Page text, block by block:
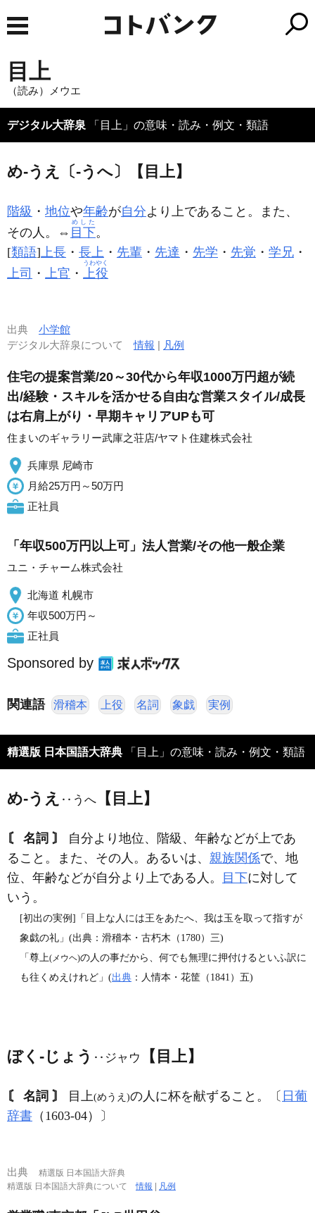
目上
（読み）メウエ
デジタル大辞泉 「目上」の意味・読み・例文・類語
め‐うえ〔‐うへ〕【目上】
階級 ・ 地位や年齢が自分より上であること。また、
その人。⇔ 目下
めした
。
[類語]上長 ・ 長上 ・ 先輩 ・ 先達 ・ 先学 ・ 先覚 ・ 学兄 ・
上司
・ 上官 ・ 上役
うわやく
出典 小学館
デジタル大辞泉について情報 | 凡例
住宅の提案営業/20～30代から年収1000万円超が続
出/経験・スキルを活かせる自由な営業スタイル/成長
は右肩上がり・早期キャリアUPも可
住まいのギャラリー武庫之荘店/ヤマト住建株式会社
兵庫県 尼崎市
月給25万円～50万円
正社員
「年収500万円以上可」法人営業/その他一般企業
ユニ・チャーム株式会社
北海道 札幌市
年収500万円～
正社員
Sponsored by
関連語 滑稽本 上役 名詞 象戯 実例
精選版 日本国語大辞典 「目上」の意味・読み・例文・類語
め‐うえ ‥うへ 【目上】
〘 名詞 〙
自分より地位、階級、年齢などが上であ
ること。また、その人。あるいは、 親族関係で、地
位、年齢などが自分より上である人。
目下に対して
いう。
[初出の実例]「目上な人には王をあたへ、我は玉を取って指すが
象戯の礼」(出典：滑稽本・古朽木（1780）三)
「尊上(メウヘ)の人の事だから、何でも無理に押付けるといふ訳に
も往くめえけれど」(出典 ：人情本・花筐（1841）五)
ぼく‐じょう ‥ジャウ 【目上】
〘 名詞 〙 目上(めうえ)の人に杯を献ずること。〔 日葡
辞書 （1603‐04）〕
出典
精選版 日本国語大辞典
精選版 日本国語大辞典について情報 凡例